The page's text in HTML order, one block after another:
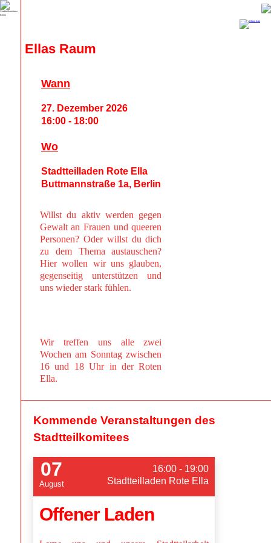
Ellas Raum
Willst du aktiv werden gegen
Gewalt an Frauen und queeren
Personen? Oder willst du dich
zu dem Thema austauschen?
Hier wollen wir uns glauben,
gegenseitig unterstützen und
uns wieder stark fühlen.
Wir treffen uns alle zwei
Wochen am Sonntag zwischen
16 und 18 Uhr in der Roten
Ella.
Wann
27. Dezember 2026
16:00 - 18:00
Wo
Stadtteilladen Rote Ella
Buttmannstraße 1a, Berlin
Kommende Veranstaltungen des
Stadtteilkomitees
07
August
16:00 - 19:00
Stadtteilladen Rote Ella
Offener Laden